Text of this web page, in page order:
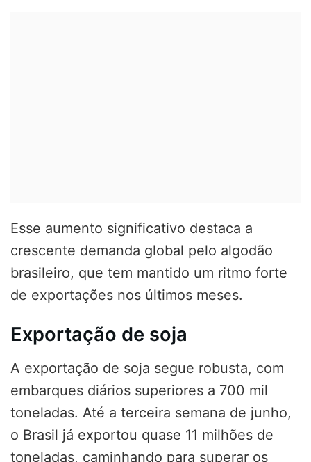
Esse aumento significativo destaca a
crescente demanda global pelo algodão
brasileiro, que tem mantido um ritmo forte
de exportações nos últimos meses.
Exportação de soja
A exportação de soja segue robusta, com
embarques diários superiores a 700 mil
toneladas. Até a terceira semana de junho,
o Brasil já exportou quase 11 milhões de
toneladas, caminhando para superar os